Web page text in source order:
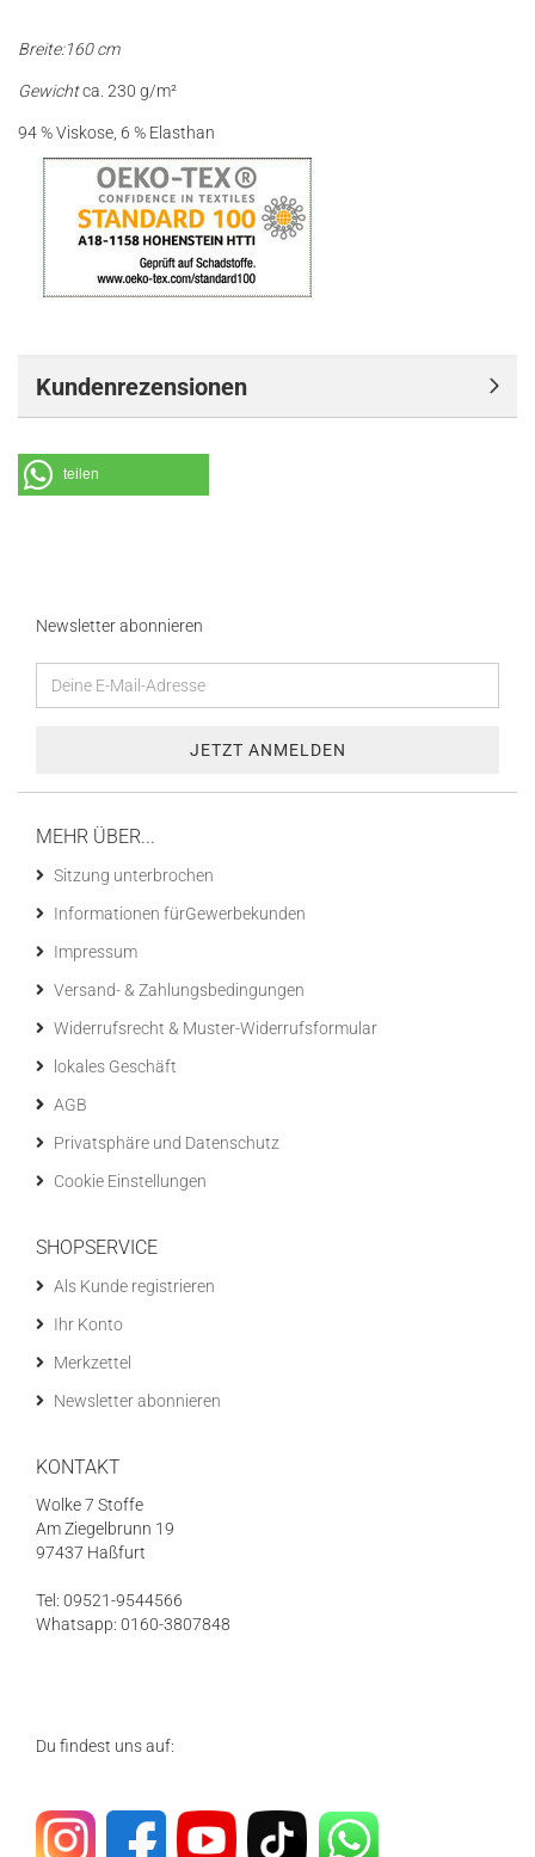
Breite:160 cm
Gewichtca. 230 g/m²
94 % Viskose, 6 % Elasthan
Kundenrezensionen
teilen
Newsletter abonnieren
MEHR ÜBER...
Sitzung unterbrochen
Informationen fürGewerbekunden
Impressum
Versand- & Zahlungsbedingungen
Widerrufsrecht & Muster-Widerrufsformular
lokales Geschäft
AGB
Privatsphäre und Datenschutz
Cookie Einstellungen
SHOPSERVICE
Als Kunde registrieren
Ihr Konto
Merkzettel
Newsletter abonnieren
KONTAKT
Wolke 7 Stoffe
Am Ziegelbrunn 19
97437 Haßfurt
Tel: 09521-9544566
Whatsapp: 0160-3807848
Du findest uns auf: